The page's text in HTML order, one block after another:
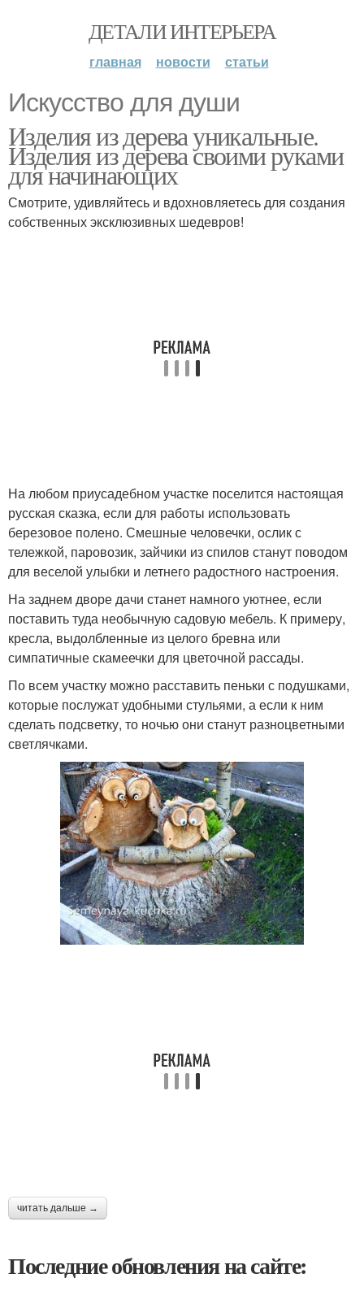
ДЕТАЛИ ИНТЕРЬЕРА
главная новости статьи
Искусство для души
Изделия из дерева уникальные.
Изделия из дерева своими руками
для начинающих
Смотрите, удивляйтесь и вдохновляетесь для создания
собственных эксклюзивных шедевров!
На любом приусадебном участке поселится настоящая
русская сказка, если для работы использовать
березовое полено. Смешные человечки, ослик с
тележкой, паровозик, зайчики из спилов станут поводом
для веселой улыбки и летнего радостного настроения.
На заднем дворе дачи станет намного уютнее, если
поставить туда необычную садовую мебель. К примеру,
кресла, выдолбленные из целого бревна или
симпатичные скамеечки для цветочной рассады.
По всем участку можно расставить пеньки с подушками,
которые послужат удобными стульями, а если к ним
сделать подсветку, то ночью они станут разноцветными
светлячками.
читать дальше →
Последние обновления на сайте: